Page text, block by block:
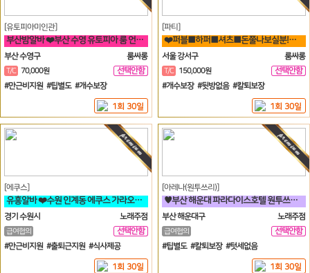
[유토피아미인관]
부산밤알바 ❤️부산 수영 유토피아 룸 언니들 모십니다^^❤️
부산 수영구
룸싸롱
T/C 70,000원
선택안함
일
#만근비지원 #팁별도 #개수보장
1회 30일
[파티]
❤️퍼블■하퍼■셔츠■돈쭐나보실분!■술강요X■출퇴근맘대로■갯수보장❤️
서울 강서구
룸싸롱
T/C 150,000원
선택안함
일
#개수보장 #뒷방없음 #칼퇴보장
1회 30일
[에쿠스]
유흥알바 ❤️수원 인계동 에쿠스 가라오케&하이퍼블릭❤️
경기 수원시
노래주점
급여협의
선택안함
일
#만근비지원 #출퇴근지원 #식사제공
1회 30일
[아레나(원투쓰리)]
♥️부산 해운대 파라다이스호텔 원투쓰리 클럽 영업진 구합니다♥️
부산 해운대구
노래주점
급여협의
선택안함
일
#팁별도 #칼퇴보장 #텃세없음
1회 30일